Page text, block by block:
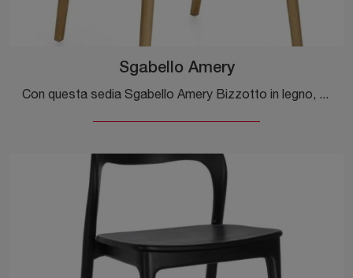
Sgabello Amery
Con questa sedia Sgabello Amery Bizzotto in legno, una delle nostre sedute sgabelli design, potrai arricchire i tuoi spazi.